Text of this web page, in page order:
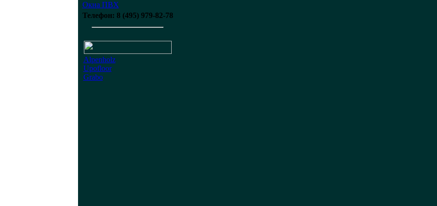
Окна ПВХ
Телефон: 8 (495) 979-82-78
Alpenholz
Upofloor
Grabo